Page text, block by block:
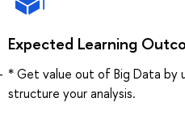
Expected Learning
* Get value out of Big Data by
structure your analysis.